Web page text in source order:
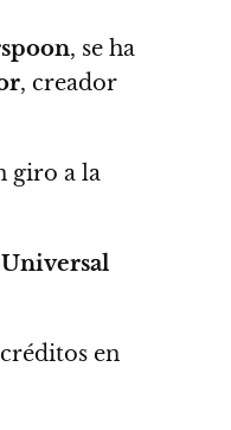
, se ha
, creador
giro a la
Universal
en